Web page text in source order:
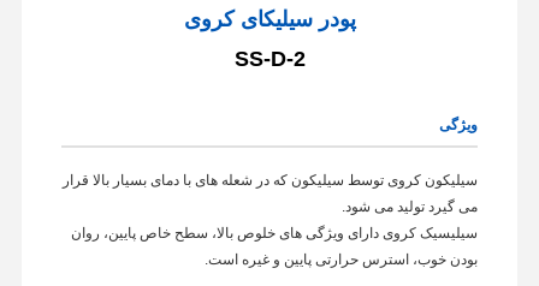
پودر سیلیکای کروی
SS-D-2
ویژگی
سیلیکون کروی توسط سیلیکون که در شعله های با دمای بسیار بالا قرار
می گیرد تولید می شود.
سیلیسیک کروی دارای ویژگی های خلوص بالا، سطح خاص پایین، روان
بودن خوب، استرس حرارتی پایین و غیره است.